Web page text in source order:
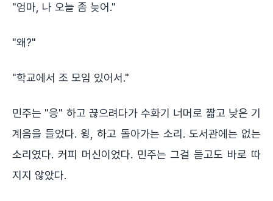
"엄마, 나 오늘 좀 늦어."
"왜?"
"학교에서 조 모임 있어서."
민주는 "응" 하고 끊으려다가 수화기 너머로 짧고 낮은 기
계음을 들었다. 윙, 하고 돌아가는 소리. 도서관에는 없는
소리였다. 커피 머신이었다. 민주는 그걸 듣고도 바로 따
지지 않았다.